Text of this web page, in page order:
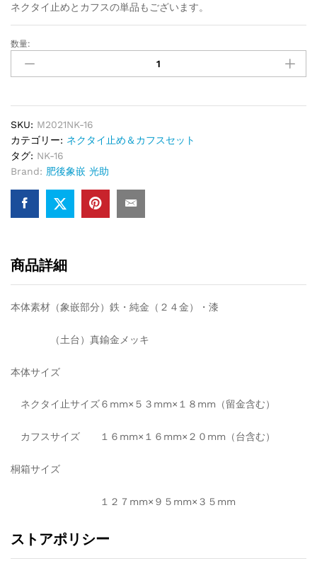
ネクタイ止めとカフスの単品もございます。
数量:
SKU: M2021NK-16
カテゴリー: ネクタイ止め＆カフスセット
タグ: NK-16
Brand: 肥後象嵌 光助
商品詳細
本体素材（象嵌部分）鉄・純金（２４金）・漆
（土台）真鍮金メッキ
本体サイズ
ネクタイ止サイズ６mm×５３mm×１８mm（留金含む）
カフスサイズ １６mm×１６mm×２０mm（台含む）
桐箱サイズ
１２７mm×９５mm×３５mm
ストアポリシー